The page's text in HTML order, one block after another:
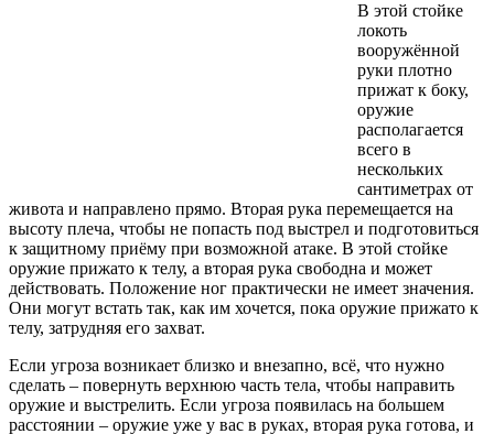
В этой стойке
локоть
вооружённой
руки плотно
прижат к боку,
оружие
располагается
всего в
нескольких
сантиметрах от
живота и направлено прямо. Вторая рука перемещается на
высоту плеча, чтобы не попасть под выстрел и подготовиться
к защитному приёму при возможной атаке. В этой стойке
оружие прижато к телу, а вторая рука свободна и может
действовать. Положение ног практически не имеет значения.
Они могут встать так, как им хочется, пока оружие прижато к
телу, затрудняя его захват.
Если угроза возникает близко и внезапно, всё, что нужно
сделать – повернуть верхнюю часть тела, чтобы направить
оружие и выстрелить. Если угроза появилась на большем
расстоянии – оружие уже у вас в руках, вторая рука готова, и